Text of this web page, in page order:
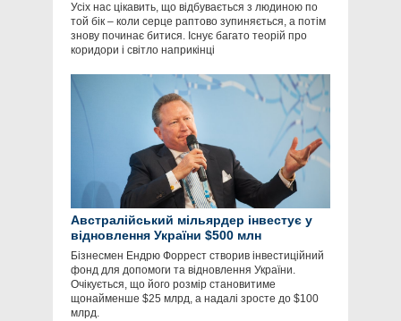
Усіх нас цікавить, що відбувається з людиною по
той бік – коли серце раптово зупиняється, а потім
знову починає битися. Існує багато теорій про
коридори і світло наприкінці
Австралійський мільярдер інвестує у
відновлення України $500 млн
Бізнесмен Ендрю Форрест створив інвестиційний
фонд для допомоги та відновлення України.
Очікується, що його розмір становитиме
щонайменше $25 млрд, а надалі зросте до $100
млрд.